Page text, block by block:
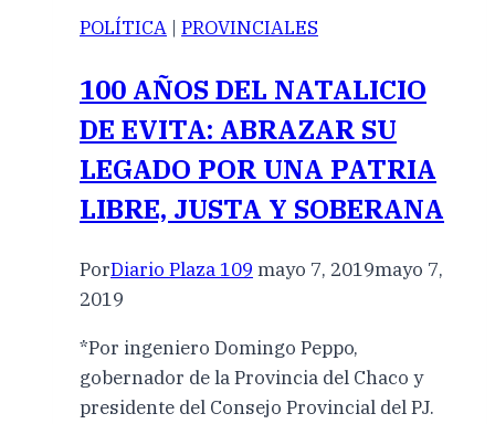
POLÍTICA | PROVINCIALES
100 AÑOS DEL NATALICIO
DE EVITA: ABRAZAR SU
LEGADO POR UNA PATRIA
LIBRE, JUSTA Y SOBERANA
PorDiario Plaza 109 mayo 7, 2019mayo 7,
2019
*Por ingeniero Domingo Peppo,
gobernador de la Provincia del Chaco y
presidente del Consejo Provincial del PJ.